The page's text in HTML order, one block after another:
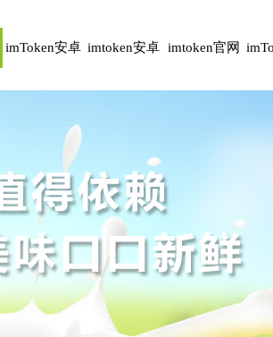
imToken安卓 imtoken安卓
下载
imtoken官网
地址